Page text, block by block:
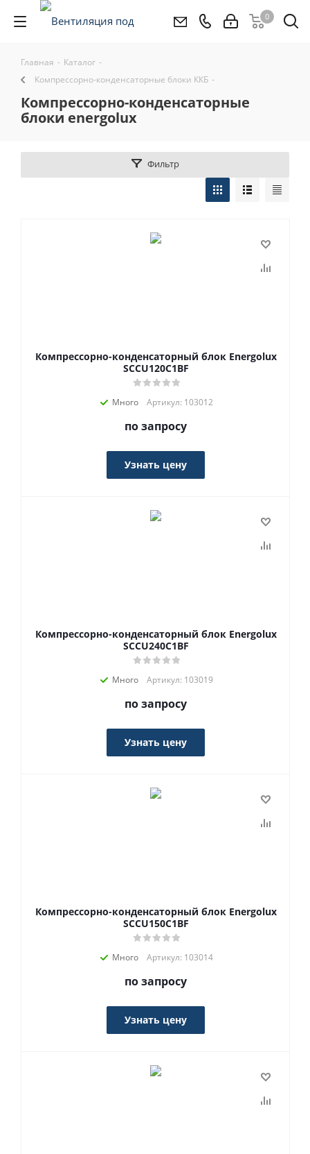
0
Главная - Каталог -
Компрессорно-конденсаторные блоки ККБ -
компрессорно-конденсаторные
блоки energolux
Фильтр
Компрессорно-конденсаторный блок Energolux
SCCU120C1BF
Много Артикул: 103012
по запросу
Узнать цену
Компрессорно-конденсаторный блок Energolux
SCCU240C1BF
Много Артикул: 103019
по запросу
Узнать цену
Компрессорно-конденсаторный блок Energolux
SCCU150C1BF
Много Артикул: 103014
по запросу
Узнать цену